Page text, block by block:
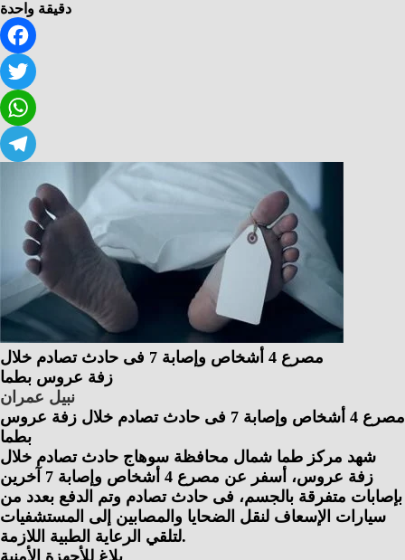
دقيقة واحدة
Telegram
مصرع 4 أشخاص وإصابة 7 فى حادث تصادم خلال
زفة عروس بطما
نبيل عمران
مصرع 4 أشخاص وإصابة 7 فى حادث تصادم خلال زفة عروس
بطما
شهد مركز طما شمال محافظة سوهاج حادث تصادم خلال
زفة عروس، أسفر عن مصرع 4 أشخاص وإصابة 7 آخرين
بإصابات متفرقة بالجسم، فى حادث تصادم وتم الدفع بعدد من
سيارات الإسعاف لنقل الضحايا والمصابين إلى المستشفيات
لتلقي الرعاية الطبية اللازمة.
بلاغ للأجهزة الأمنية